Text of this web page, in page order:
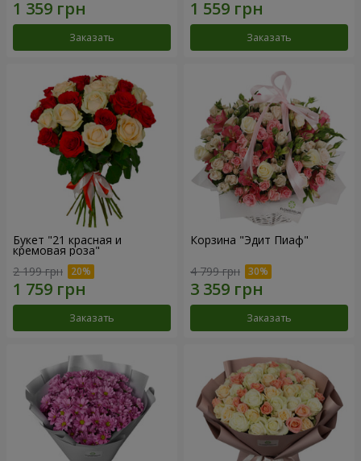
Заказать Заказать
Букет "21 красная и
кремовая роза"
2 199 грн
Заказать
Корзина "Эдит Пиаф"
4 799 грн
Заказать